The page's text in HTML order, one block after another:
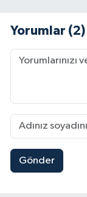
Yorumlar (2)
Gönder
20:14 |